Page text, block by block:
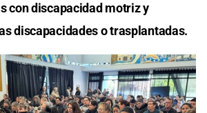
con discapacidad motriz y
discapacidades o trasplantadas.